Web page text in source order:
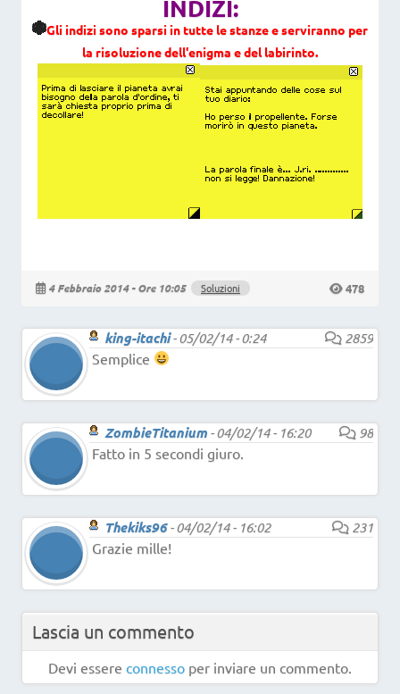
INDIZI:
Gli indizi sono sparsi in tutte le stanze e serviranno per
la risoluzione dell'enigma e del labirinto.
4 Febbraio 2014 - Ore 10:05 Soluzioni 478
king-itachi-05/02/14 - 0:24
2859
Semplice
ZombieTitanium -04/02/14 - 16:20
98
Fatto in 5 secondi giuro.
Thekiks96-04/02/14 - 16:02
231
Grazie mille!
Lascia un commento
Devi essere connesso per inviare un commento.